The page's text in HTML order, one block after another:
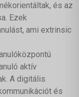
és az
Ezek
ami extrinsic
aktív
A digitális
és